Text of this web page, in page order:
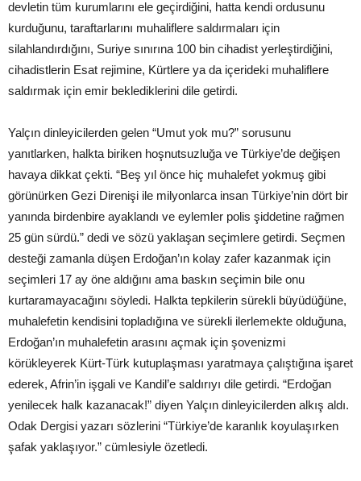
devletin tüm kurumlarını ele geçirdiğini, hatta kendi ordusunu
kurduğunu, taraftarlarını muhaliflere saldırmaları için
silahlandırdığını, Suriye sınırına 100 bin cihadist yerleştirdiğini,
cihadistlerin Esat rejimine, Kürtlere ya da içerideki muhaliflere
saldırmak için emir beklediklerini dile getirdi.
Yalçın dinleyicilerden gelen “Umut yok mu?” sorusunu
yanıtlarken, halkta biriken hoşnutsuzluğa ve Türkiye’de değişen
havaya dikkat çekti. “Beş yıl önce hiç muhalefet yokmuş gibi
görünürken Gezi Direnişi ile milyonlarca insan Türkiye’nin dört bir
yanında birdenbire ayaklandı ve eylemler polis şiddetine rağmen
25 gün sürdü.” dedi ve sözü yaklaşan seçimlere getirdi. Seçmen
desteği zamanla düşen Erdoğan’ın kolay zafer kazanmak için
seçimleri 17 ay öne aldığını ama baskın seçimin bile onu
kurtaramayacağını söyledi. Halkta tepkilerin sürekli büyüdüğüne,
muhalefetin kendisini topladığına ve sürekli ilerlemekte olduğuna,
Erdoğan’ın muhalefetin arasını açmak için şovenizmi
körükleyerek Kürt-Türk kutuplaşması yaratmaya çalıştığına işaret
ederek, Afrin’in işgali ve Kandil’e saldırıyı dile getirdi. “Erdoğan
yenilecek halk kazanacak!” diyen Yalçın dinleyicilerden alkış aldı.
Odak Dergisi yazarı sözlerini “Türkiye’de karanlık koyulaşırken
şafak yaklaşıyor.” cümlesiyle özetledi.